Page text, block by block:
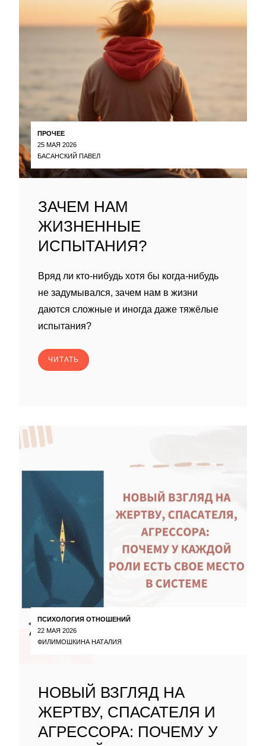
ПРОЧЕЕ
25 МАЯ 2026
БАСАНСКИЙ ПАВЕЛ
ЗАЧЕМ НАМ
ЖИЗНЕННЫЕ
ИСПЫТАНИЯ?
Вряд ли кто-нибудь хотя бы когда-нибудь
не задумывался, зачем нам в жизни
даются сложные и иногда даже тяжёлые
испытания?
ЧИТАТЬ
ПСИХОЛОГИЯ ОТНОШЕНИЙ
22 МАЯ 2026
ФИЛИМОШКИНА НАТАЛИЯ
НОВЫЙ ВЗГЛЯД НА
ЖЕРТВУ, СПАСАТЕЛЯ И
АГРЕССОРА: ПОЧЕМУ У